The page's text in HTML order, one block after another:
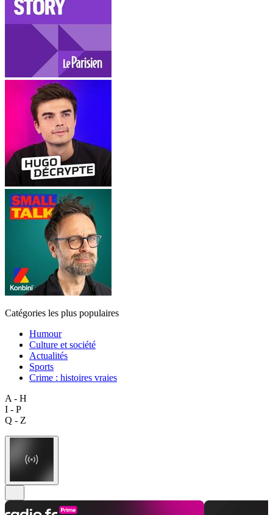
Catégories les plus populaires
Humour
Culture et société
Actualités
Sports
Crime : histoires vraies
A - H
I - P
Q - Z